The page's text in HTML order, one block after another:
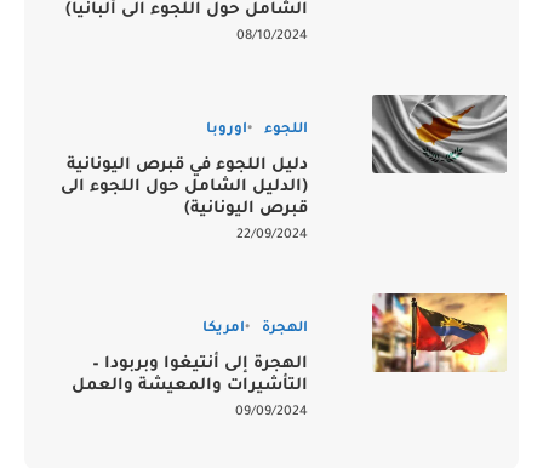
الشامل حول اللجوء الى ألبانيا)
08/10/2024
اللجوء اوروبا
دليل اللجوء في قبرص اليونانية
(الدليل الشامل حول اللجوء الى
قبرص اليونانية)
22/09/2024
الهجرة امريكا
الهجرة إلى أنتيغوا وبربودا –
التأشيرات والمعيشة والعمل
09/09/2024